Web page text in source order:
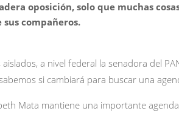
oposición, solo que muchas
compañeros.
a nivel federal la senadora del
si cambiará para buscar una
Mata mantiene una importante